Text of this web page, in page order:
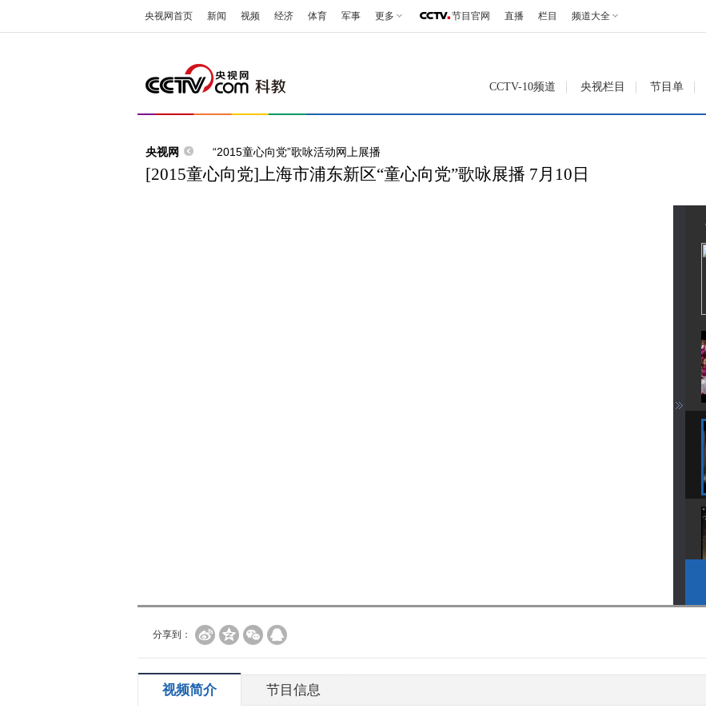
央视网首页 新闻 视频 经济 体育 军事 更多 节目官网 直播 栏目 频道大全
CCTV-10频道 央视栏目 节目单
央视网 “2015童心向党”歌咏活动网上展播
[2015童心向党]上海市浦东新区“童心向党”歌咏展播 7月10日
分享到：
视频简介 节目信息